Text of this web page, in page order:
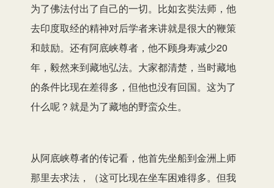
为了佛法付出了自己的一切。比如玄奘法师，他
去印度取经的精神对后学者来讲就是很大的鞭策
和鼓励。还有阿底峡尊者，他不顾身寿减少20
年，毅然来到藏地弘法。大家都清楚，当时藏地
的条件比现在差得多，但他也没有回国。这为了
什么呢？就是为了藏地的野蛮众生。
从阿底峡尊者的传记看，他首先坐船到金洲上师
那里去求法，（这可比现在坐车困难得多。但我